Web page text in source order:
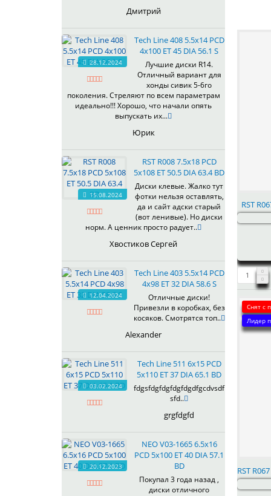
545
546
547
548
573
574
575
602
604
607
614
622
624
625
626
628
629
633
634
635
641
642
Дмитрий
28.12.2024
Tech Line 408 5.5x14 PCD
4x100 ET 45 DIA 56.1 S
Лучшие диски R14.
Отличный вариант для
хонды сивик 5-6го
поколения. Стреляют по всем параметрам
идеально!!! Хорошо, что начали опять
выпускать их...
Юрик
15.08.2024
RST R008 7.5x18 PCD
5x108 ET 50.5 DIA 63.4 BD
Диски клевые. Жалко тут
фотки нельзя оставлять,
да и сайт адски старый
(вот ленивые). Но диски
норм. А ценник просто радует..
Хвостиков Сергей
12.04.2024
Tech Line 403 5.5x14 PCD
4x98 ET 32 DIA 58.6 S
Отличные диски!
Привезли в коробках, без
косяков. Смотрятся топ..
Alexander
03.02.2024
Tech Line 511 6x15 PCD
5x110 ET 37 DIA 65.1 BD
fdgsfdgfdgfdgfdgdfgcdvsdf
sfd..
grgfdgfd
20.12.2023
NEO V03-1665 6.5x16
PCD 5x100 ET 40 DIA 57.1
BD
Покупал 3 года назад ,
диски отличного
RST
Снят с
Лидер
RST